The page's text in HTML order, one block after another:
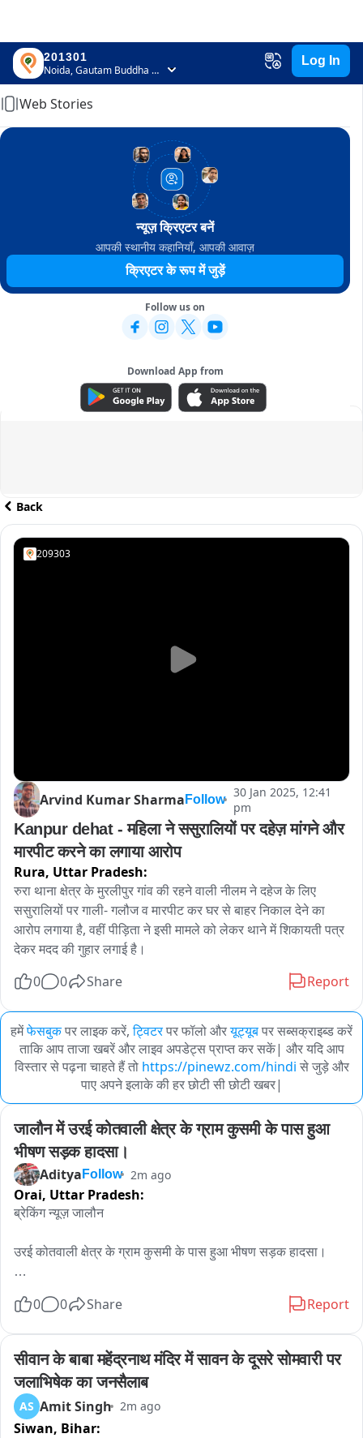
201301
Noida, Gautam Buddha Nagar, Uttar Pradesh
Log In
Home
Web Stories
न्यूज़ क्रिएटर बनें
आपकी स्थानीय कहानियाँ, आपकी आवाज़
क्रिएटर के रूप में जुड़ें
Follow us on
Download App from
ADVERTISEMENT
Back
209303
Arvind Kumar Sharma Follow 30 Jan 2025, 12:41
pm
Kanpur dehat - महिला ने ससुरालियों पर दहेज़ मांगने और
मारपीट करने का लगाया आरोप
Rura, Uttar Pradesh:
रुरा थाना क्षेत्र के मुरलीपुर गांव की रहने वाली नीलम ने दहेज के लिए
ससुरालियों पर गाली- गलौज व मारपीट कर घर से बाहर निकाल देने का
आरोप लगाया है, वहीं पीड़िता ने इसी मामले को लेकर थाने में शिकायती पत्र
देकर मदद की गुहार लगाई है।
0
0 Share Report
हमेंफेसबुकपर लाइक करें, ट्विटरपर फॉलो औरयूट्यूबपर सब्सक्राइब्ड करें
ताकि आप ताजा खबरें और लाइव अपडेट्स प्राप्त कर सकें| और यदि आप
विस्तार से पढ़ना चाहते हैं तो https://pinewz.com/hindi से जुड़े और
पाए अपने इलाके की हर छोटी सी छोटी खबर|
जालौन में उरई कोतवाली क्षेत्र के ग्राम कुसमी के पास हुआ
भीषण सड़क हादसा।
Aditya Follow 2m ago
Orai, Uttar Pradesh:
ब्रेकिंग न्यूज़ जालौन
उरई कोतवाली क्षेत्र के ग्राम कुसमी के पास हुआ भीषण सड़क हादसा।
टक्कर।
सड़क दुर्घटना में युवक हरिओम स्वामी गंभीर रूप से घायल होकर तड़प रहा
था।
उसी दौरान वहां से गुजर रहे जालौन के पुलिस अधीक्षक  विनय कुमार सिंह
हादसे को देखते ही  संवेदनशीलता दिखाते हुए तत्काल अपनी गाड़ी रुकवाई।
0 0 Share Report
सीवान के बाबा महेंद्रनाथ मंदिर में सावन के दूसरे सोमवारी पर
जलाभिषेक का जनसैलाब
AS Amit Singh 2m ago
Siwan, Bihar: